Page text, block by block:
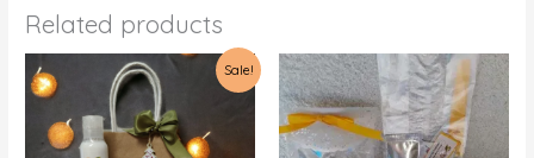
Related products
Sale!